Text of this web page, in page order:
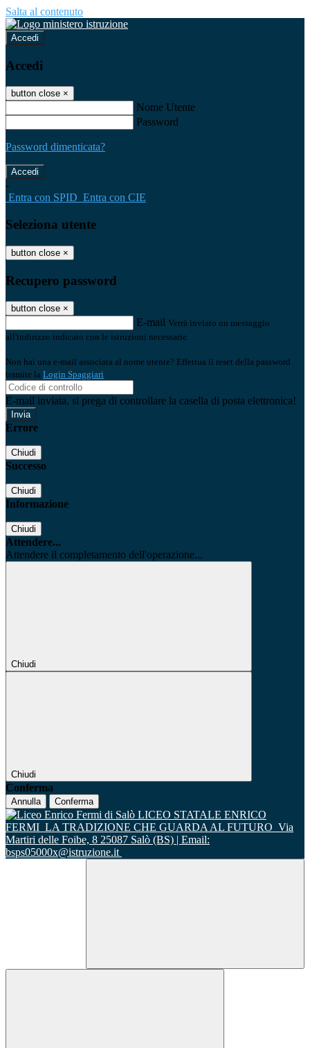
Salta al contenuto
Accedi
Accedi
button close ×
Nome Utente
Password
Password dimenticata?
-
Entra con SPID Entra con CIE
Seleziona utente
button close ×
Recupero password
button close ×
E-mail Verrà inviato un messaggio
all'indirizzo indicato con le istruzioni necessarie.
Non hai una e-mail associata al nome utente? Effettua il reset della password
tramite la Login Spaggiari
E-mail inviata, si prega di controllare la casella di posta elettronica!
Errore
Chiudi
Successo
Chiudi
Informazione
Chiudi
Attendere...
Attendere il completamento dell'operazione...
Chiudi
Chiudi
Conferma
Annulla Conferma
LICEO STATALE ENRICO
FERMI LA TRADIZIONE CHE GUARDA AL FUTURO Via
Martiri delle Foibe, 8 25087 Salò (BS) | Email:
bsps05000x@istruzione.it